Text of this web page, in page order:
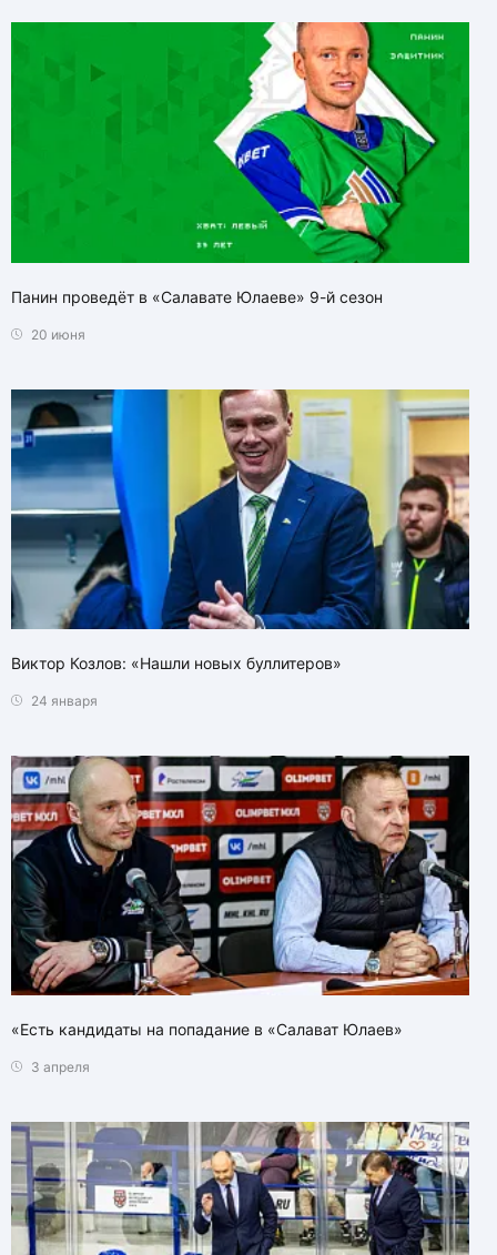
Панин проведёт в «Салавате Юлаеве» 9-й сезон
20 июня
Виктор Козлов: «Нашли новых буллитеров»
24 января
«Есть кандидаты на попадание в «Салават Юлаев»
3 апреля